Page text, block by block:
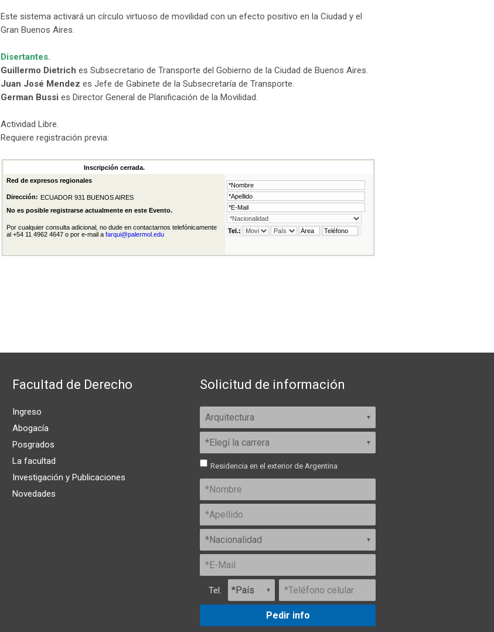
Este sistema activará un círculo virtuoso de movilidad con un efecto positivo en la Ciudad y el
Gran Buenos Aires.
Disertantes.
Guillermo Dietrich es Subsecretario de Transporte del Gobierno de la Ciudad de Buenos Aires.
Juan José Mendez es Jefe de Gabinete de la Subsecretaría de Transporte.
German Bussi es Director General de Planificación de la Movilidad.
Actividad Libre.
Requiere registración previa:
Facultad de Derecho
Ingreso
Abogacía
Posgrados
La facultad
Investigación y Publicaciones
Novedades
Solicitud de información
Residencia en el exterior de Argentina
Tel.
Pedir info